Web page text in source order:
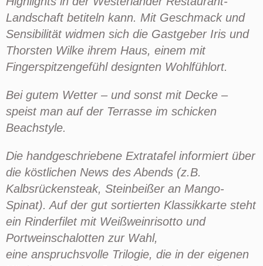
Landschaft betiteln kann. Mit Geschmack und
Sensibilität widmen sich die Gastgeber Iris und
Thorsten Wilke ihrem Haus, einem mit
Fingerspitzengefühl designten Wohlfühlort.
Bei gutem Wetter – und sonst mit Decke –
speist man auf der Terrasse im schicken
Beachstyle.
Die handgeschriebene Extratafel informiert über
die köstlichen News des Abends (z.B.
Kalbsrückensteak, Steinbeißer an Mango-
Spinat). Auf der gut sortierten Klassikkarte steht
ein Rinderfilet mit Weißweinrisotto und
Portweinschalotten zur Wahl,
eine anspruchsvolle Trilogie, die in der eigenen